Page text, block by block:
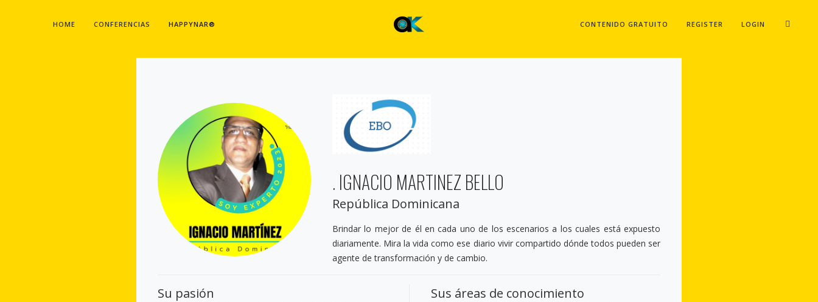
HOME CONFERENCIAS HAPPYNAR® CONTENIDO GRATUITO REGISTER LOGIN
. IGNACIO MARTINEZ BELLO
República Dominicana
Brindar lo mejor de él en cada uno de los escenarios a los cuales está expuesto
diariamente. Mira la vida como ese diario vivir compartido dónde todos pueden ser
agente de transformación y de cambio.
Su pasión Sus áreas de conocimiento